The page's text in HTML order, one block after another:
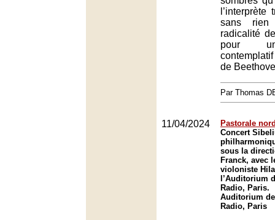
l’interprète
sans
radicalité
pour
de
Par Thomas
11/04/2024
Pastorale
Concert
sous la
Franck, avec
violoniste
l’Auditorium
Radio, Paris.
Auditorium
Radio, Paris